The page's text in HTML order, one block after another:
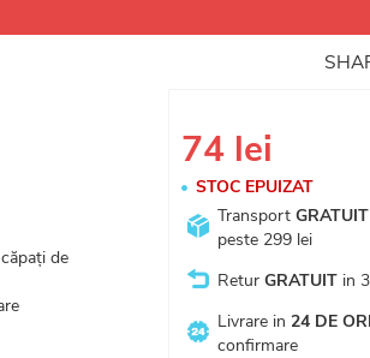
de
74 lei
STOC EPUIZAT
Transport GRATUIT
peste 299 lei
Retur GRATUITin
Livrare in 24 DE
confirmare